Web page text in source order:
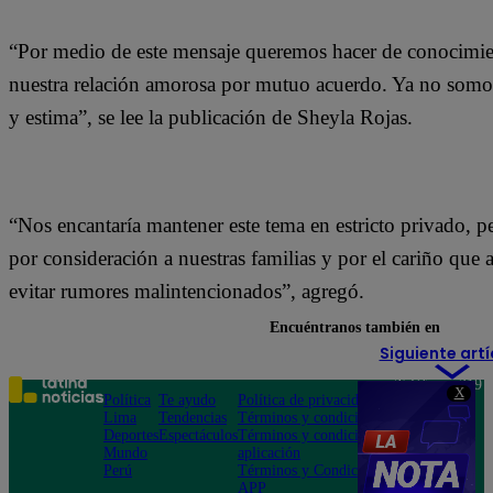
X
“Por medio de este mensaje queremos hacer de
nuestra relación amorosa por mutuo acuerdo. Ya no
y estima”, se lee la publicación de Sheyla Rojas.
“Nos encantaría mantener este tema en estricto privado,
por consideración a nuestras familias y por el cariño que
evitar rumores malintencionados”, agregó.
Siguiente
Encuéntranos también en
Política
Lima
Deportes
Mundo
Perú
Te ayudo
Tendencias
Espectáculos
Política de privacidad
Términos y condiciones
Términos y condiciones
aplicación
Términos y Condiciones
APP
Teléfono: 219
Av. San
Felipe 968
Jesús María